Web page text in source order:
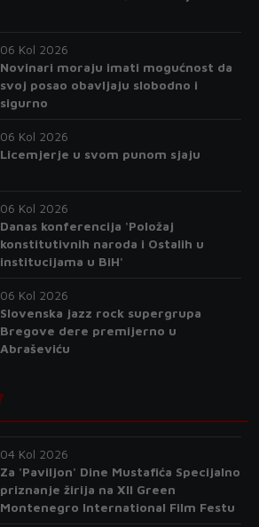
06 Kol 2026
Novinari moraju imati mogućnost da
svoj posao obavljaju slobodno i
sigurno
06 Kol 2026
Licemjerje u svom punom sjaju
06 Kol 2026
Danas konferencija 'Položaj
konstitutivnih naroda i Ostalih u
institucijama u BiH'
06 Kol 2026
Slovenska jazz rock supergrupa
Bregove dere premijerno u
Abraševiću
04 Kol 2026
Za 'Paviljon' Dine Mustafića Specijalno
priznanje žirija na XII Green
Montenegro International Film Festu